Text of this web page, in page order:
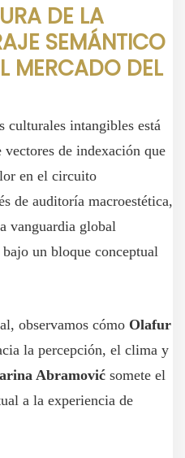
DE LA
SEMÁNTICO
MERCADO DEL
culturales intangibles está
de indexación que
en el circuito
de auditoría macroestética,
vanguardia global
un bloque conceptual
observamos cómo Olafur
la percepción, el clima y
Abramović somete el
a la experiencia de